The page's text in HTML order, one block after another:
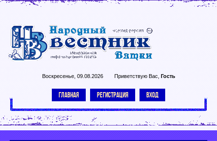
Воскресенье, 09.08.2026 Приветствую Вас Гость
ГЛАВНАЯ РЕГИСТРАЦИЯ ВХОД